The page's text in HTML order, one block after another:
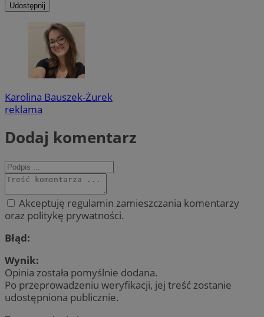
Udostępnij
Karolina Bauszek-Żurek
reklama
Dodaj komentarz
Akceptuję regulamin zamieszczania komentarzy
oraz politykę prywatności.
Błąd:
Wynik:
Opinia została pomyślnie dodana.
Po przeprowadzeniu weryfikacji, jej treść zostanie
udostępniona publicznie.